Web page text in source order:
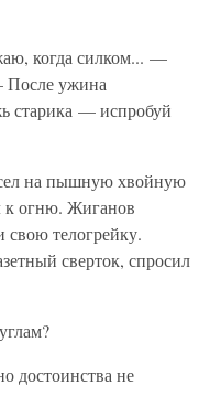
когда силком... —
После ужина
старика — испробуй
на пышную хвойную
к огню. Жиганов
свою телогрейку.
сверток, спросил
достоинства не